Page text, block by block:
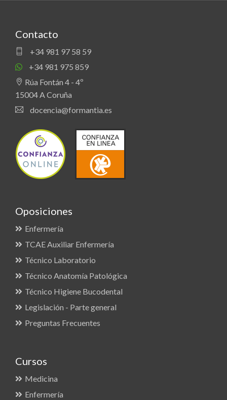
Contacto
+34 981 97 58 59
+34 981 975 859
Rúa Fontán 4 - 4º
15004 A Coruña
docencia@formantia.es
Oposiciones
Enfermería
TCAE Auxiliar Enfermería
Técnico Laboratorio
Técnico Anatomía Patológica
Técnico Higiene Bucodental
Legislación - Parte general
Preguntas Frecuentes
Cursos
Medicina
Enfermería